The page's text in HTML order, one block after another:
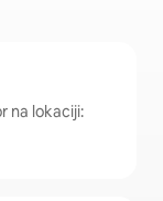
na lokaciji: